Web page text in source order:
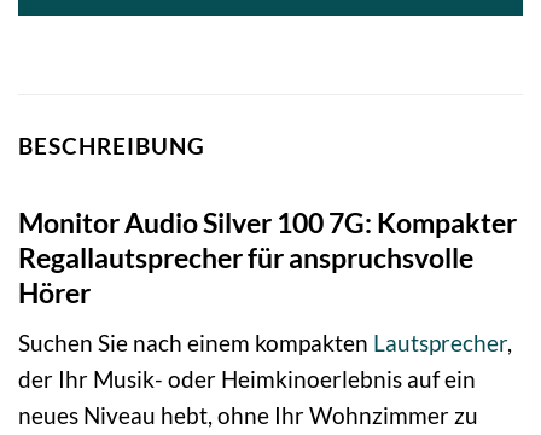
BESCHREIBUNG
Monitor Audio Silver 100 7G: Kompakter
Regallautsprecher für anspruchsvolle
Hörer
Suchen Sie nach einem kompakten Lautsprecher,
der Ihr Musik- oder Heimkinoerlebnis auf ein
neues Niveau hebt, ohne Ihr Wohnzimmer zu